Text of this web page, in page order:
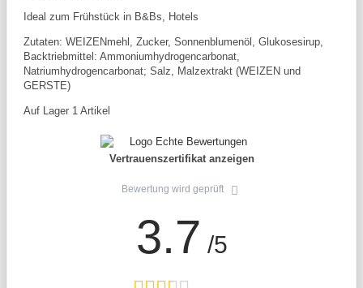
Ideal zum Frühstück in B&Bs, Hotels
Zutaten: WEIZENmehl, Zucker, Sonnenblumenöl, Glukosesirup,
Backtriebmittel: Ammoniumhydrogencarbonat,
Natriumhydrogencarbonat; Salz, Malzextrakt (WEIZEN und
GERSTE)
Auf Lager 1 Artikel
Vertrauenszertifikat anzeigen
Bewertung wird geprüft
3.7 /5